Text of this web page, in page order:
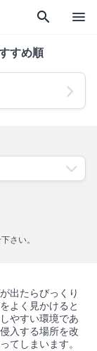
search menu
すめ順
さい。
出たらびっくり
よく見かけると
やすい環境であ
入する場所を改
てしまいます。